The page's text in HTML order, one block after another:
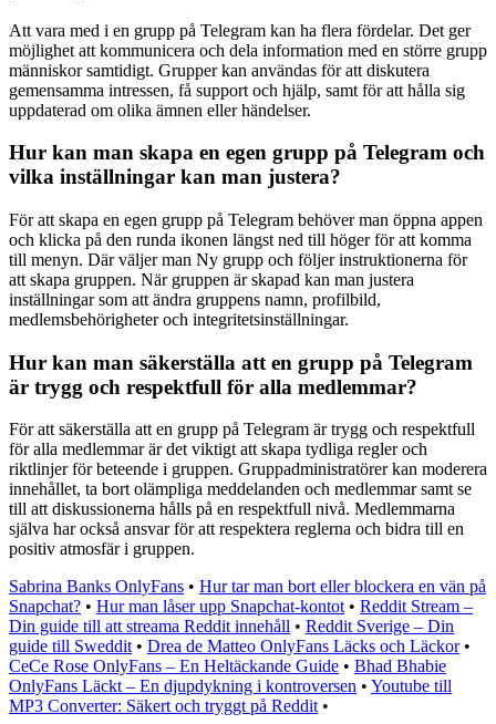
Att vara med i en grupp på Telegram kan ha flera fördelar. Det ger
möjlighet att kommunicera och dela information med en större grupp
människor samtidigt. Grupper kan användas för att diskutera
gemensamma intressen, få support och hjälp, samt för att hålla sig
uppdaterad om olika ämnen eller händelser.
Hur kan man skapa en egen grupp på Telegram och
vilka inställningar kan man justera?
För att skapa en egen grupp på Telegram behöver man öppna appen
och klicka på den runda ikonen längst ned till höger för att komma
till menyn. Där väljer man Ny grupp och följer instruktionerna för
att skapa gruppen. När gruppen är skapad kan man justera
inställningar som att ändra gruppens namn, profilbild,
medlemsbehörigheter och integritetsinställningar.
Hur kan man säkerställa att en grupp på Telegram
är trygg och respektfull för alla medlemmar?
För att säkerställa att en grupp på Telegram är trygg och respektfull
för alla medlemmar är det viktigt att skapa tydliga regler och
riktlinjer för beteende i gruppen. Gruppadministratörer kan moderera
innehållet, ta bort olämpliga meddelanden och medlemmar samt se
till att diskussionerna hålls på en respektfull nivå. Medlemmarna
själva har också ansvar för att respektera reglerna och bidra till en
positiv atmosfär i gruppen.
Sabrina Banks OnlyFans • Hur tar man bort eller blockera en vän på
Snapchat? • Hur man låser upp Snapchat-kontot• Reddit Stream –
Din guide till att streama Reddit innehåll • Reddit Sverige – Din
guide till Sweddit• Drea de Matteo OnlyFans Läcks och Läckor•
CeCe Rose OnlyFans – En Heltäckande Guide • Bhad Bhabie
OnlyFans Läckt – En djupdykning i kontroversen • Youtube till
MP3 Converter: Säkert och tryggt på Reddit•